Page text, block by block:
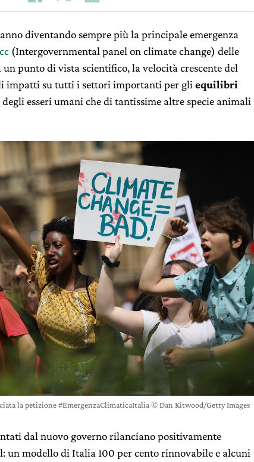
diventando sempre più la principale emergenza
(Intergovernmental panel on climate change) delle
punto di vista scientifico, la velocità crescente del
impatti su tutti i settori importanti per gli equilibri
degli esseri umani che di tantissime altre specie animali
la petizione #EmergenzaClimaticaItalia © Dan Kitwood/Getty Images
dal nuovo governo rilanciano positivamente
un modello di Italia 100 per cento rinnovabile e alcuni